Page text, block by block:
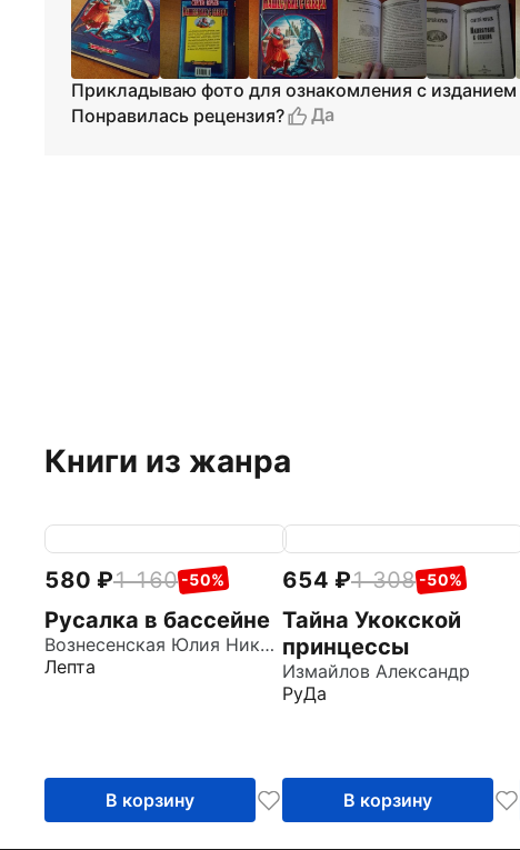
Прикладываю фото для ознакомления с изданием
Понравилась рецензия?
Да
Книги из жанра
580 1 160 -50%
Русалка в бассейне
Вознесенская Юлия Николаевна
Лепта
В корзину
654 1 308 -50%
Тайна Укокской
принцессы
Измайлов Александр
РуДа
В корзину